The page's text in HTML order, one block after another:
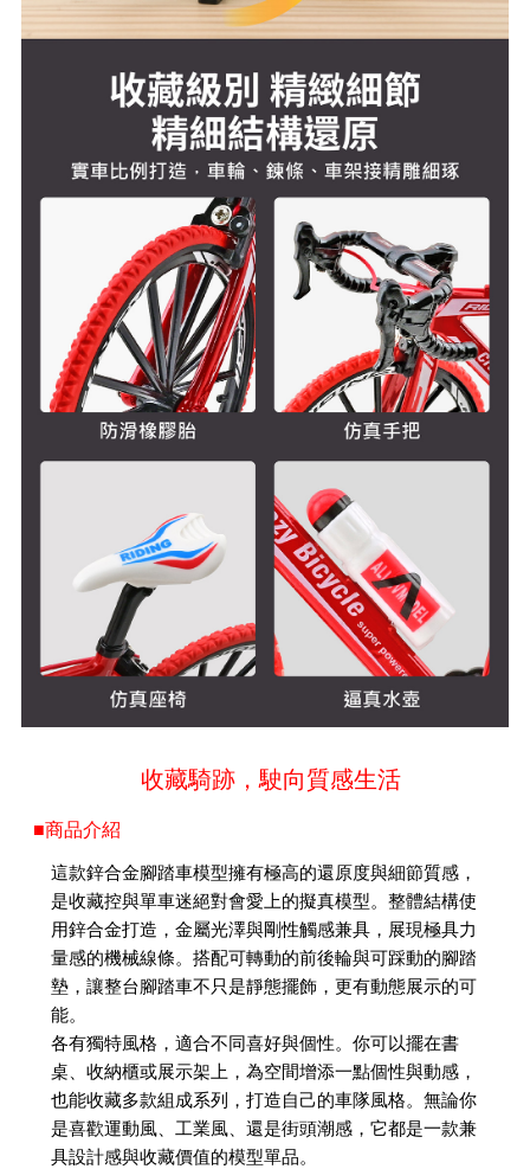
收藏騎跡，駛向質感生活
■商品介紹
這款鋅合金腳踏車模型擁有極高的還原度與細節質感，
是收藏控與單車迷絕對會愛上的擬真模型。整體結構使
用鋅合金打造，金屬光澤與剛性觸感兼具，展現極具力
量感的機械線條。搭配可轉動的前後輪與可踩動的腳踏
墊，讓整台腳踏車不只是靜態擺飾，更有動態展示的可
能。
各有獨特風格，適合不同喜好與個性。你可以擺在書
桌、收納櫃或展示架上，為空間增添一點個性與動感，
也能收藏多款組成系列，打造自己的車隊風格。無論你
是喜歡運動風、工業風、還是街頭潮感，它都是一款兼
具設計感與收藏價值的模型單品。